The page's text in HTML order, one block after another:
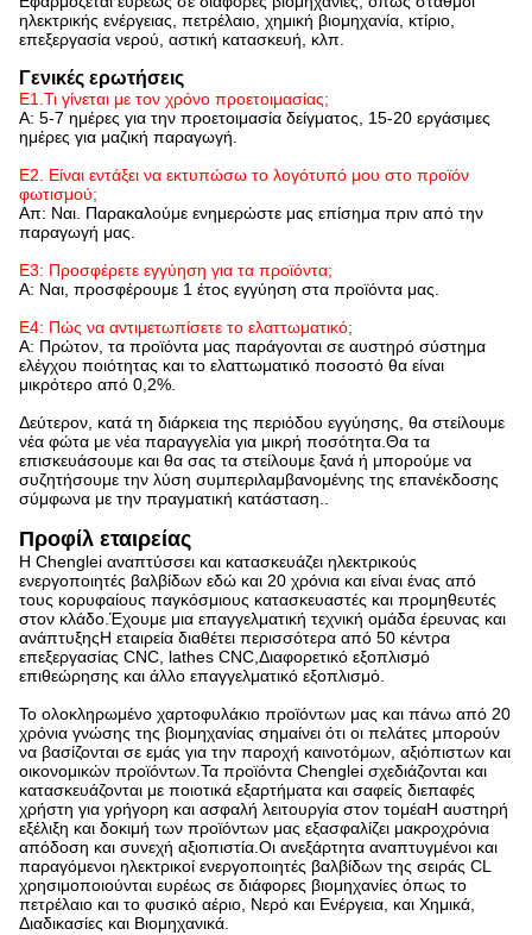
ηλεκτρικής ενέργειας, πετρέλαιο, χημική βιομηχανία, κτίριο,
επεξεργασία νερού, αστική κατασκευή, κλπ.
Γενικές ερωτήσεις
Ε1.Τι γίνεται με τον χρόνο προετοιμασίας;
Α: 5-7 ημέρες για την προετοιμασία δείγματος, 15-20 εργάσιμες
ημέρες για μαζική παραγωγή.
Ε2. Είναι εντάξει να εκτυπώσω το λογότυπό μου στο προϊόν
φωτισμού;
Απ: Ναι. Παρακαλούμε ενημερώστε μας επίσημα πριν από την
παραγωγή μας.
Ε3: Προσφέρετε εγγύηση για τα προϊόντα;
Α: Ναι, προσφέρουμε 1 έτος εγγύηση στα προϊόντα μας.
Ε4: Πώς να αντιμετωπίσετε το ελαττωματικό;
Α: Πρώτον, τα προϊόντα μας παράγονται σε αυστηρό σύστημα
ελέγχου ποιότητας και το ελαττωματικό ποσοστό θα είναι
μικρότερο από 0,2%.
Δεύτερον, κατά τη διάρκεια της περιόδου εγγύησης, θα στείλουμε
νέα φώτα με νέα παραγγελία για μικρή ποσότητα.Θα τα
επισκευάσουμε και θα σας τα στείλουμε ξανά ή μπορούμε να
συζητήσουμε την λύση συμπεριλαμβανομένης της επανέκδοσης
σύμφωνα με την πραγματική κατάσταση..
Προφίλ εταιρείας
Η Chenglei αναπτύσσει και κατασκευάζει ηλεκτρικούς
ενεργοποιητές βαλβίδων εδώ και 20 χρόνια και είναι ένας από
τους κορυφαίους παγκόσμιους κατασκευαστές και προμηθευτές
στον κλάδο.Έχουμε μια επαγγελματική τεχνική ομάδα έρευνας και
ανάπτυξηςΗ εταιρεία διαθέτει περισσότερα από 50 κέντρα
επεξεργασίας CNC, lathes CNC,Διαφορετικό εξοπλισμό
επιθεώρησης και άλλο επαγγελματικό εξοπλισμό.
Το ολοκληρωμένο χαρτοφυλάκιο προϊόντων μας και πάνω από 20
χρόνια γνώσης της βιομηχανίας σημαίνει ότι οι πελάτες μπορούν
να βασίζονται σε εμάς για την παροχή καινοτόμων, αξιόπιστων και
οικονομικών προϊόντων.Τα προϊόντα Chenglei σχεδιάζονται και
κατασκευάζονται με ποιοτικά εξαρτήματα και σαφείς διεπαφές
χρήστη για γρήγορη και ασφαλή λειτουργία στον τομέαΗ αυστηρή
εξέλιξη και δοκιμή των προϊόντων μας εξασφαλίζει μακροχρόνια
απόδοση και συνεχή αξιοπιστία.Οι ανεξάρτητα αναπτυγμένοι και
παραγόμενοι ηλεκτρικοί ενεργοποιητές βαλβίδων της σειράς CL
χρησιμοποιούνται ευρέως σε διάφορες βιομηχανίες όπως το
πετρέλαιο και το φυσικό αέριο, Νερό και Ενέργεια, και Χημικά,
Διαδικασίες και Βιομηχανικά.